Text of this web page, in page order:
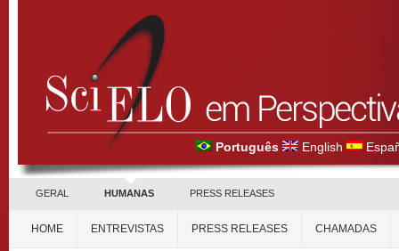
Português English
GERAL HUMANAS PRESS RELEASES
HOME ENTREVISTAS PRESS RELEASES CHAMADAS